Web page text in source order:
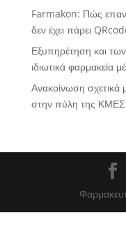
Farmakon: Πώς
δεν έχει πάρει
Εξυπηρέτηση και
ιδιωτικά
Ανακοίνωση
στην πύλη της ΚΜΕΣ